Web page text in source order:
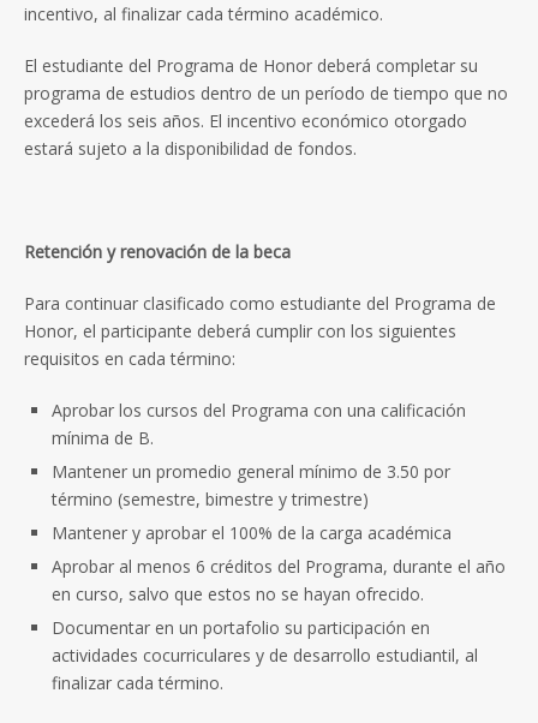
incentivo, al finalizar cada término académico.
El estudiante del Programa de Honor deberá completar su
programa de estudios dentro de un período de tiempo que no
excederá los seis años. El incentivo económico otorgado
estará sujeto a la disponibilidad de fondos.
Retención y renovación de la beca
Para continuar clasificado como estudiante del Programa de
Honor, el participante deberá cumplir con los siguientes
requisitos en cada término:
Aprobar los cursos del Programa con una calificación
mínima de B.
Mantener un promedio general mínimo de 3.50 por
término (semestre, bimestre y trimestre)
Mantener y aprobar el 100% de la carga académica
Aprobar al menos 6 créditos del Programa, durante el año
en curso, salvo que estos no se hayan ofrecido.
Documentar en un portafolio su participación en
actividades cocurriculares y de desarrollo estudiantil, al
finalizar cada término.